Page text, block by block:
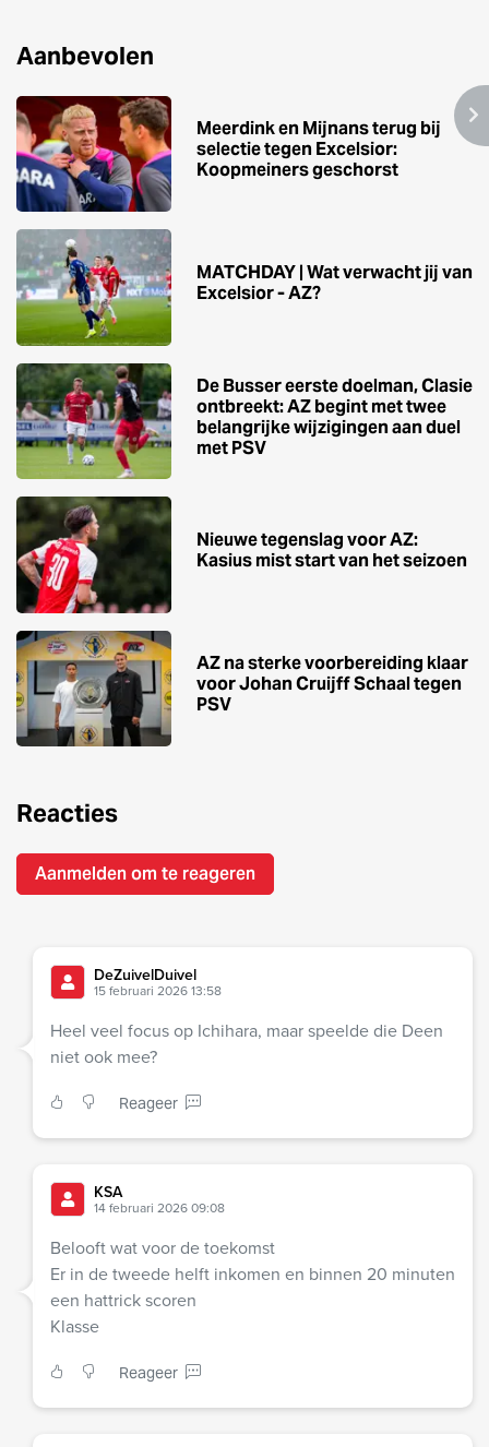
Aanbevolen
Meerdink en Mijnans terug bij
selectie tegen Excelsior:
Koopmeiners geschorst
MATCHDAY | Wat verwacht jij van
Excelsior - AZ?
De Busser eerste doelman, Clasie
ontbreekt: AZ begint met twee
belangrijke wijzigingen aan duel
met PSV
Nieuwe tegenslag voor AZ:
Kasius mist start van het seizoen
AZ na sterke voorbereiding klaar
voor Johan Cruijff Schaal tegen
PSV
Reacties
Aanmelden om te reageren
DeZuivelDuivel
15 februari 2026 13:58
Heel veel focus op Ichihara, maar speelde die Deen
niet ook mee?
Reageer
KSA
14 februari 2026 09:08
Belooft wat voor de toekomst
Er in de tweede helft inkomen en binnen 20 minuten
een hattrick scoren
Klasse
Reageer